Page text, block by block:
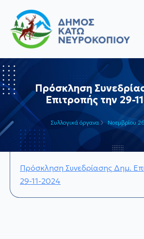
Πρόσκληση
Επιτροπής την 29-
Συλλογικά όργανα Νοεμβρίου
Πρόσκληση Συνεδρίασης Δημ.
29-11-2024